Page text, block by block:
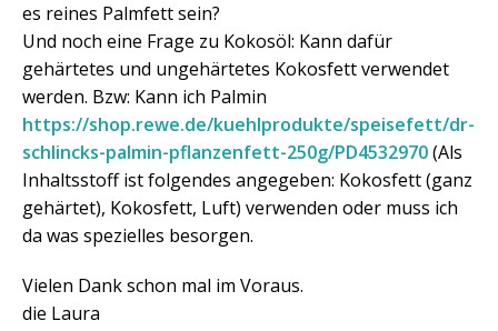
es reines Palmfett sein?
Und noch eine Frage zu Kokosöl: Kann dafür
gehärtetes und ungehärtetes Kokosfett verwendet
werden. Bzw: Kann ich Palmin
https://shop.rewe.de/kuehlprodukte/speisefett/dr-
schlincks-palmin-pflanzenfett-250g/PD4532970(Als
Inhaltsstoff ist folgendes angegeben: Kokosfett (ganz
gehärtet), Kokosfett, Luft) verwenden oder muss ich
da was spezielles besorgen.
Vielen Dank schon mal im Voraus.
die Laura